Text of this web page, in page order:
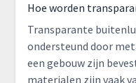
Hoe worden
Transparante
ondersteund door
een gebouw zijn
materialen zijn vaak